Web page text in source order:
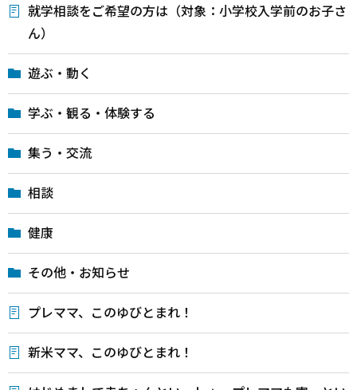
就学相談をご希望の方は（対象：小学校入学前のお子さ
ん）
遊ぶ・動く
学ぶ・観る・体験する
集う・交流
相談
健康
その他・お知らせ
プレママ、このゆびとまれ！
新米ママ、このゆびとまれ！